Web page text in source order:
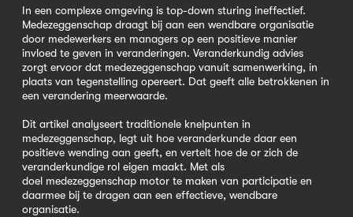
In een complexe omgeving is top-down sturing ineffectief.
Medezeggenschap draagt bij aan een wendbare organisatie
door medewerkers en managers op een positieve manier
invloed te geven in veranderingen. Veranderkundig advies
zorgt ervoor dat medezeggenschap vanuit samenwerking, in
plaats van tegenstelling opereert. Dat geeft alle betrokkenen in
een verandering meerwaarde.
Dit artikel analyseert traditionele knelpunten in
medezeggenschap, legt uit hoe veranderkunde daar een
positieve wending aan geeft, en vertelt hoe de or zich de
veranderkundige rol eigen maakt. Met als
doel medezeggenschap motor te maken van participatie en
daarmee bij te dragen aan een effectieve, wendbare
organisatie.